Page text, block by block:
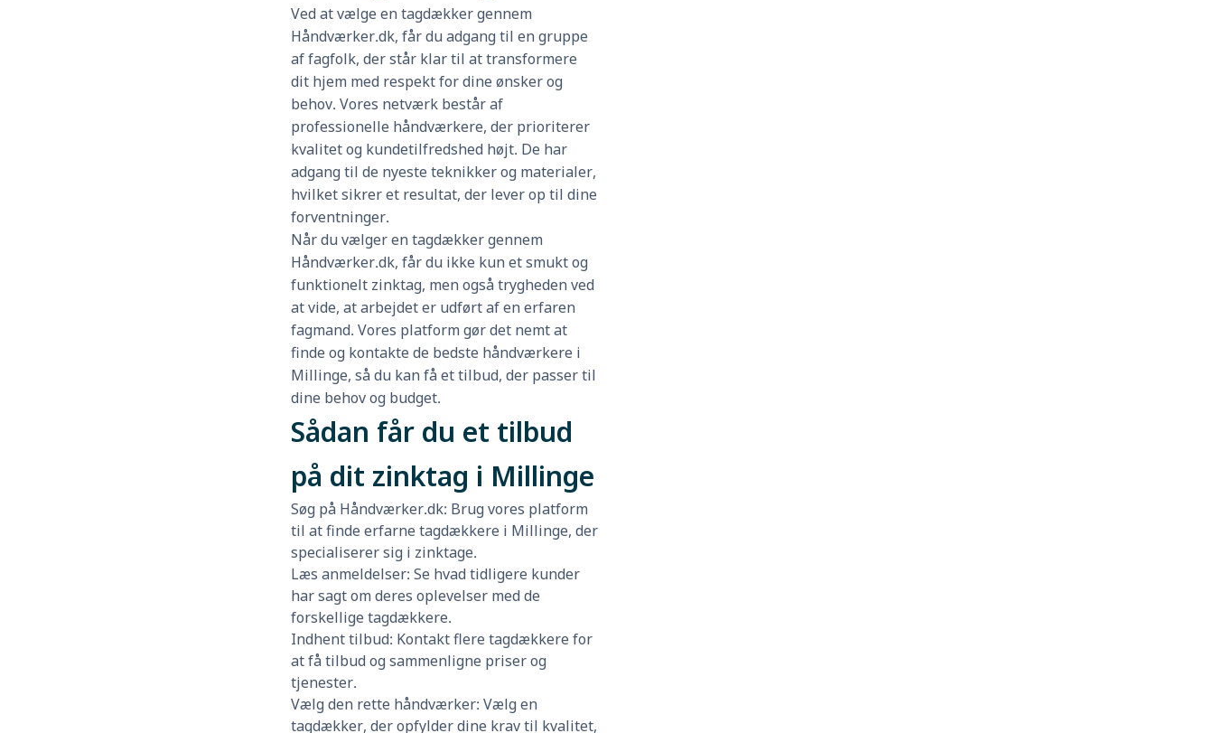
Ved at vælge en tagdækker gennem
Håndværker.dk, får du adgang til en gruppe
af fagfolk, der står klar til at transformere
dit hjem med respekt for dine ønsker og
behov. Vores netværk består af
professionelle håndværkere, der prioriterer
kvalitet og kundetilfredshed højt. De har
adgang til de nyeste teknikker og materialer,
hvilket sikrer et resultat, der lever op til dine
forventninger.
Når du vælger en tagdækker gennem
Håndværker.dk, får du ikke kun et smukt og
funktionelt zinktag, men også trygheden ved
at vide, at arbejdet er udført af en erfaren
fagmand. Vores platform gør det nemt at
finde og kontakte de bedste håndværkere i
Millinge, så du kan få et tilbud, der passer til
dine behov og budget.
Sådan får du et tilbud
på dit zinktag i Millinge
Søg på Håndværker.dk: Brug vores platform
til at finde erfarne tagdækkere i Millinge, der
specialiserer sig i zinktage.
Læs anmeldelser: Se hvad tidligere kunder
har sagt om deres oplevelser med de
forskellige tagdækkere.
Indhent tilbud: Kontakt flere tagdækkere for
at få tilbud og sammenligne priser og
tjenester.
Vælg den rette håndværker: Vælg en
tagdækker, der opfylder dine krav til kvalitet,